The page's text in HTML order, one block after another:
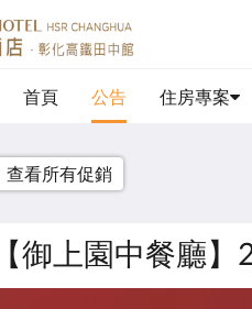
首頁 公告 住房專案
【御上園中餐廳
查看所有促銷